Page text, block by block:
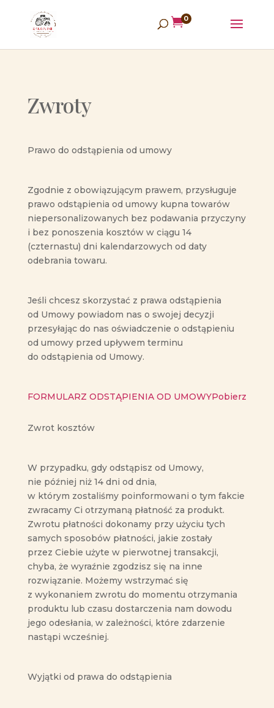
0
Zwroty
Prawo do odstąpienia od umowy
Zgodnie z obowiązującym prawem, przysługuje
prawo odstąpienia od umowy kupna towarów
niepersonalizowanych bez podawania przyczyny
i bez ponoszenia kosztów w ciągu 14
(czternastu) dni kalendarzowych od daty
odebrania towaru.
Jeśli chcesz skorzystać z prawa odstąpienia
od Umowy powiadom nas o swojej decyzji
przesyłając do nas oświadczenie o odstąpieniu
od umowy przed upływem terminu
do odstąpienia od Umowy.
FORMULARZ ODSTĄPIENIA OD UMOWYPobierz
Zwrot kosztów
W przypadku, gdy odstąpisz od Umowy,
nie później niż 14 dni od dnia,
w którym zostaliśmy poinformowani o tym fakcie
zwracamy Ci otrzymaną płatność za produkt.
Zwrotu płatności dokonamy przy użyciu tych
samych sposobów płatności, jakie zostały
przez Ciebie użyte w pierwotnej transakcji,
chyba, że wyraźnie zgodzisz się na inne
rozwiązanie. Możemy wstrzymać się
z wykonaniem zwrotu do momentu otrzymania
produktu lub czasu dostarczenia nam dowodu
jego odesłania, w zależności, które zdarzenie
nastąpi wcześniej.
Wyjątki od prawa do odstąpienia